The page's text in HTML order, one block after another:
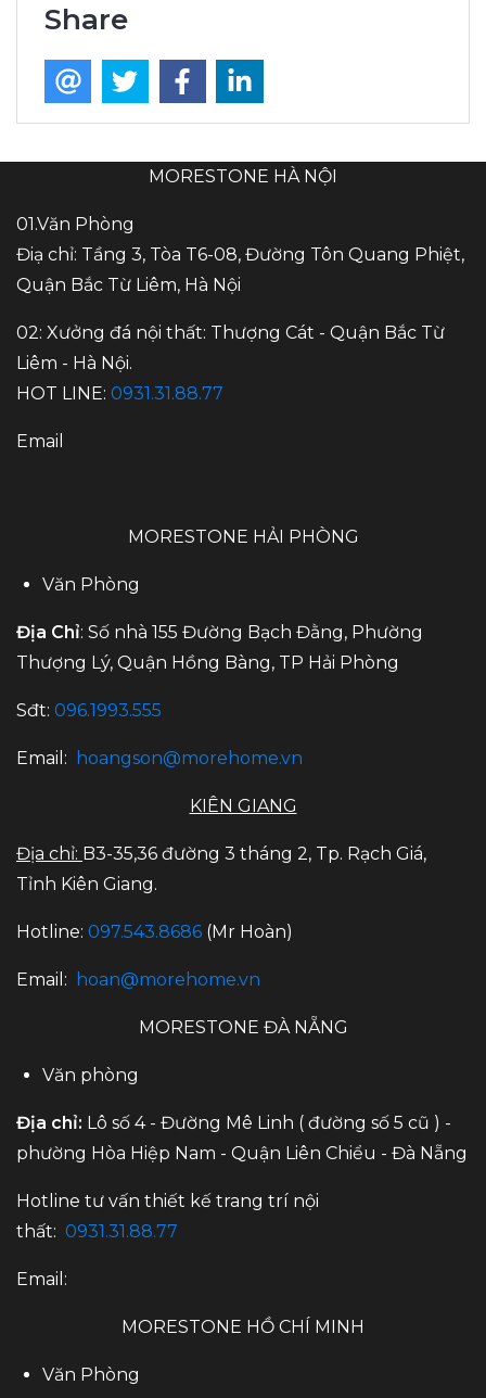
Share
MORESTONE HÀ NỘI
01.Văn Phòng
Điạ chỉ: Tầng 3, Tòa T6-08, Đường Tôn Quang Phiệt,
Quận Bắc Từ Liêm, Hà Nội
02: Xưởng đá nội thất: Thượng Cát - Quận Bắc Từ
Liêm - Hà Nội.
HOT LINE: 0931.31.88.77
Email
MORESTONE HẢI PHÒNG
Văn Phòng
Địa Chỉ: Số nhà 155 Đường Bạch Đằng, Phường
Thượng Lý, Quận Hồng Bàng, TP Hải Phòng
Sđt: 096.1993.555
Email: hoangson@morehome.vn
KIÊN GIANG
Địa chỉ: B3-35,36 đường 3 tháng 2, Tp. Rạch Giá,
Tỉnh Kiên Giang.
Hotline: 097.543.8686 (Mr Hoàn)
Email: hoan@morehome.vn
MORESTONE ĐÀ NẴNG
Văn phòng
Địa chỉ: Lô số 4 - Đường Mê Linh ( đường số 5 cũ ) -
phường Hòa Hiệp Nam - Quận Liên Chiểu - Đà Nẵng
Hotline tư vấn thiết kế trang trí nội
thất: 0931.31.88.77
Email:
MORESTONE HỒ CHÍ MINH
Văn Phòng